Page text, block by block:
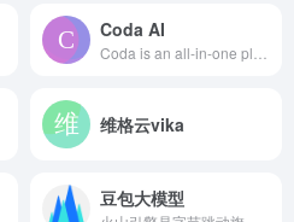
Coda AI
维格云vika
豆包大模型